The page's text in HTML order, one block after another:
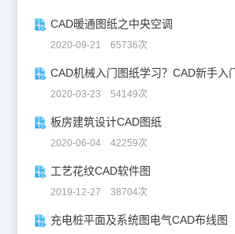
CAD暖通图纸之中央空调
2020-09-21 65736次
2020-03-23 54149次
板房建筑设计CAD图纸
2020-06-04 42259次
工艺花纹CAD软件图
2019-12-27 38704次
充电桩平面及系统图电气CAD布线图